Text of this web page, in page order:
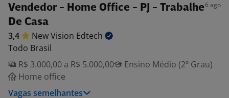
Vendedor - Home Office - PJ - Trabalhe
De Casa
6 ago
3,4 New Vision Edtech
Todo Brasil
R$ 3.000,00 a R$ 5.000,00
Ensino Médio (2º Grau)
Home office
Vagas semelhantes